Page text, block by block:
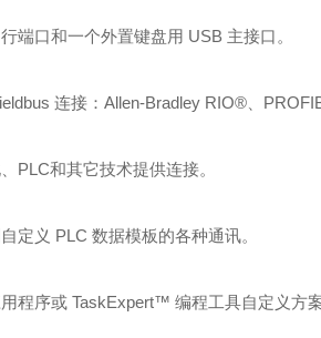
和一个外置键盘用 USB 主接口。
接：Allen-Bradley RIO®、
和其它技术提供连接。
PLC 数据模板的各种通讯。
或 TaskExpert™ 编程工具自定义方案